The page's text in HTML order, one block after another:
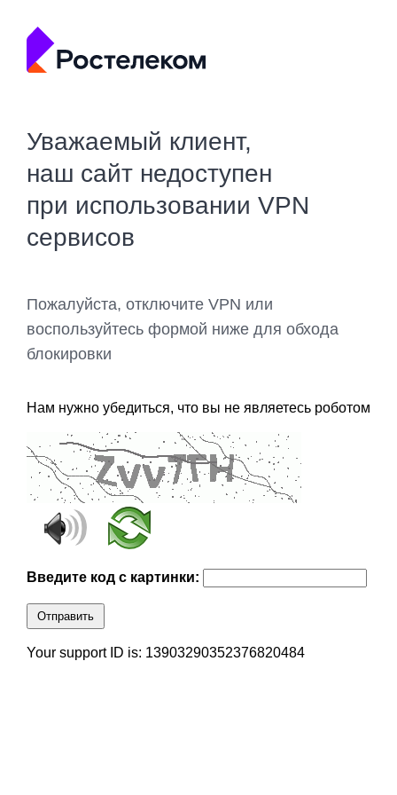
Уважаемый клиент,
наш сайт недоступен
при использовании VPN
сервисов
Пожалуйста, отключите VPN или
воспользуйтесь формой ниже для обхода
блокировки
Нам нужно убедиться, что вы не являетесь роботом
Введите код с картинки:
Отправить
Your support ID is: 13903290352376820484